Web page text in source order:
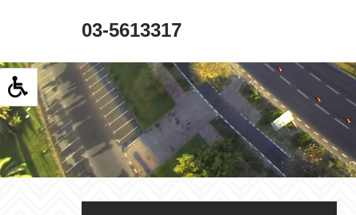
03-5613317